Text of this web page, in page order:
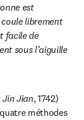
est
librement
facile de
sous l’aiguille
Jin Jian, 1742)
méthodes